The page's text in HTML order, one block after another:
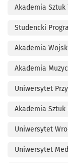
Akademia
Studencki
Akademia
Akademia
Uniwersytet
Akademia Sztuk
Uniwersytet
Uniwersytet